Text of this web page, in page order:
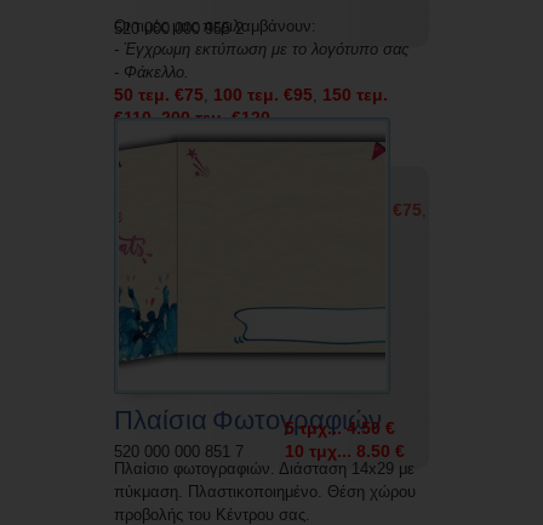
Οι τιμές μας περιλαμβάνουν:
- Έγχρωμη εκτύπωση με το λογότυπο σας
- Φάκελλο.
50 τεμ. €75 100 τεμ. €95
150 τεμ.
€110
200 τεμ. €120
Οι τιμές μας χωρίς εκτύπωση και χωρίς
150 τεμ. €75
200 τεμ. €85
520 000 000 955 2
Πλαίσια Φωτογραφιών
Πλαίσιο φωτογραφιών. Διάσταση 14x29 με
πύκμαση. Πλαστικοποιημένο. Θέση χώρου
προβολής του Κέντρου σας.
5 τμχ... 4.50 €
10 τμχ... 8.50 €
520 000 000 851 7